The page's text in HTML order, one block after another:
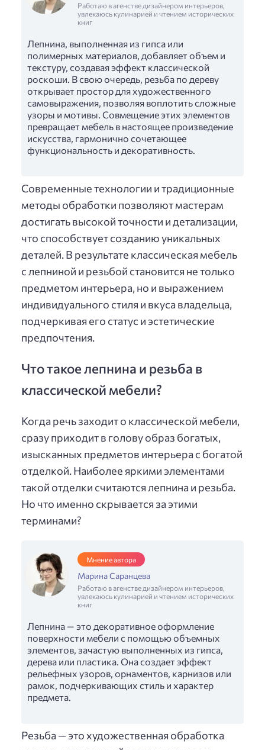
Работаю в агенстве дизайнером интерьеров,
увлекаюсь кулинарией и чтением исторических
книг
Лепнина, выполненная из гипса или
полимерных материалов, добавляет объем и
текстуру, создавая эффект классической
роскоши. В свою очередь, резьба по дереву
открывает простор для художественного
самовыражения, позволяя воплотить сложные
узоры и мотивы. Совмещение этих элементов
превращает мебель в настоящее произведение
искусства, гармонично сочетающее
функциональность и декоративность.
Современные технологии и традиционные
методы обработки позволяют мастерам
достигать высокой точности и детализации,
что способствует созданию уникальных
деталей. В результате классическая мебель
с лепниной и резьбой становится не только
предметом интерьера, но и выражением
индивидуального стиля и вкуса владельца,
подчеркивая его статус и эстетические
предпочтения.
Что такое лепнина и резьба в
классической мебели?
Когда речь заходит о классической мебели,
сразу приходит в голову образ богатых,
изысканных предметов интерьера с богатой
отделкой. Наиболее яркими элементами
такой отделки считаются лепнина и резьба.
Но что именно скрывается за этими
терминами?
Мнение автора
Марина Саранцева
Работаю в агенстве дизайнером интерьеров,
увлекаюсь кулинарией и чтением исторических
книг
Лепнина — это декоративное оформление
поверхности мебели с помощью объемных
элементов, зачастую выполненных из гипса,
дерева или пластика. Она создает эффект
рельефных узоров, орнаментов, карнизов или
рамок, подчеркивающих стиль и характер
предмета.
Резьба — это художественная обработка